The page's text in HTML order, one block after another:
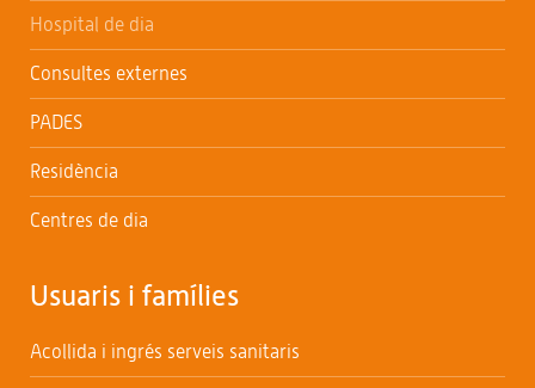
Hospital de dia
Consultes externes
PADES
Residència
Centres de dia
Usuaris i famílies
Acollida i ingrés serveis sanitaris